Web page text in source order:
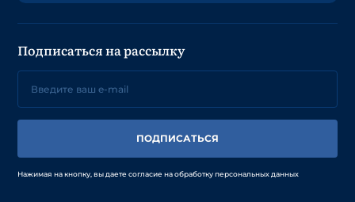
Подписаться на рассылку
ПОДПИСАТЬСЯ
Нажимая на кнопку, вы даете согласие на обработку персональных данных